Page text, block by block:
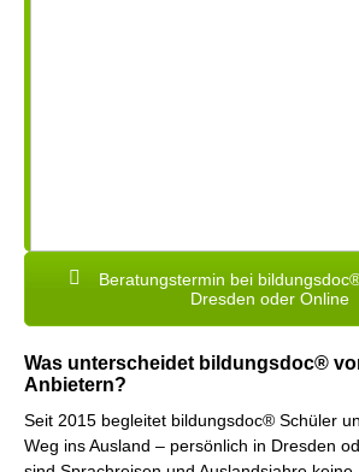
Beratungstermin bei
Dresden oder Online
Was unterscheidet bildungsdoc®
Anbietern?
Seit 2015 begleitet bildungsdoc® Schüler
Weg ins Ausland – persönlich in Dresden